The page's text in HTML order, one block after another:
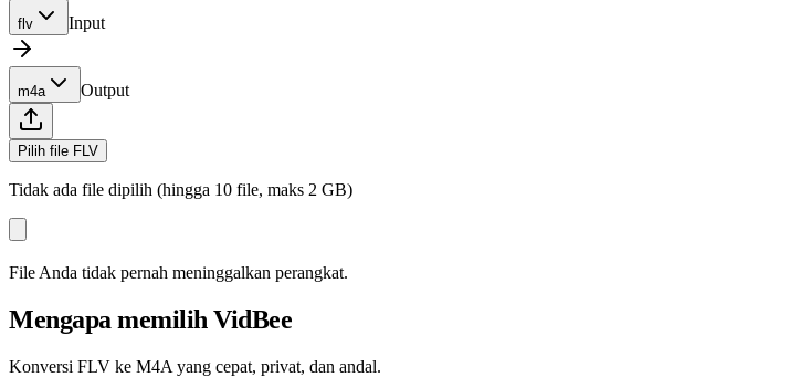
flv Input
m4a Output
Pilih file FLV
Tidak ada file dipilih (hingga 10 file, maks 2 GB)
File Anda tidak pernah meninggalkan perangkat.
Mengapa memilih VidBee
Konversi FLV ke M4A yang cepat, privat, dan andal.